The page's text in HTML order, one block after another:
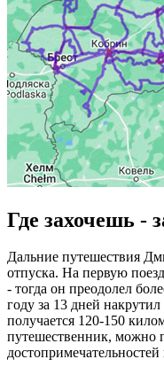
Где захочешь -
Дальние путешествия
отпуска. На первую
- тогда он преодолел
году за 13 дней
получается 120-150
путешественник, можно
достопримечательностей